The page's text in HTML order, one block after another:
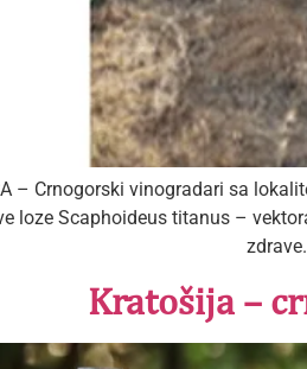
– Crnogorski vinogradari sa
loze Scaphoideus titanus –
Kratošija –